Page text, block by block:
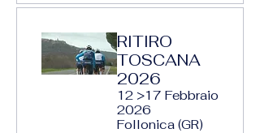
RITIRO
TOSCANA
2026
12 >17 Febbraio
2026
Follonica (GR)